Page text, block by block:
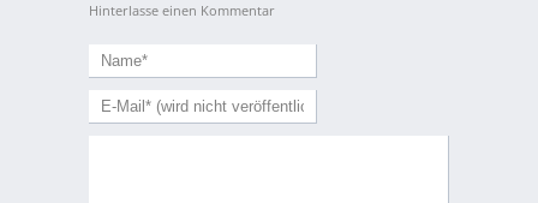
Hinterlasse einen Kommentar